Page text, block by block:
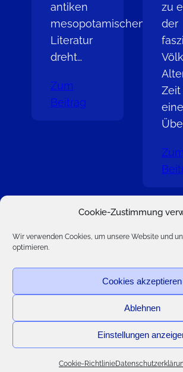
Cookie-Zustimmung
Wir verwenden Cookies, um unsere Website und
optimieren.
Cookies akzeptieren
Ablehnen
Einstellungen
Cookie-Richtlinie
antiken
mesopotamischen
Literatur
dreht…
Zum
Beitrag
zu
der
Zum
Cookie-Richtlinie (EU)